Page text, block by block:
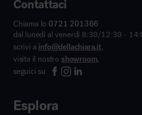
Contattaci
Chiama lo 0721 201366
dal lunedì al venerdì 8:30/12:30 -
scrivi a info@dellachiara.it,
visita il nostro showroom,
seguici su
Esplora